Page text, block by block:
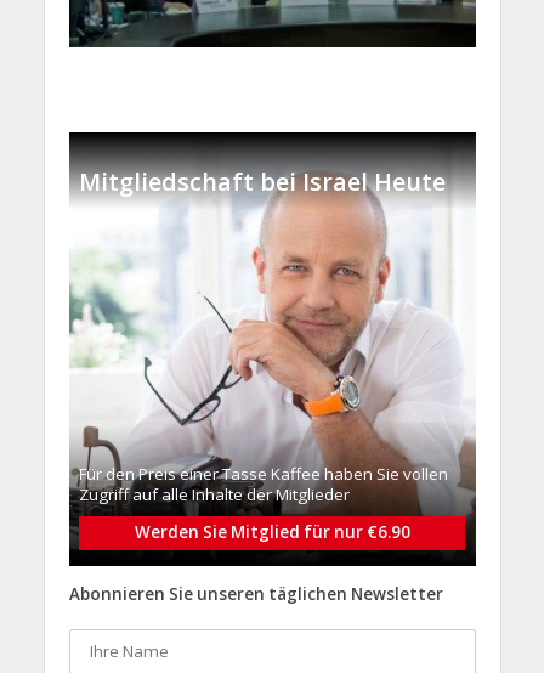
Mitgliedschaft bei Israel Heute
Für den Preis einer Tasse Kaffee haben Sie vollen
Zugriff auf alle Inhalte der Mitglieder
Werden Sie Mitglied für nur €6.90
Abonnieren Sie unseren täglichen Newsletter